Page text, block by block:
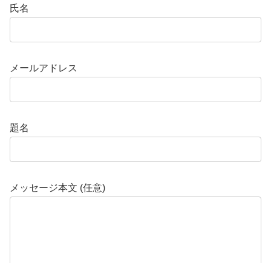
氏名
メールアドレス
題名
メッセージ本文 (任意)